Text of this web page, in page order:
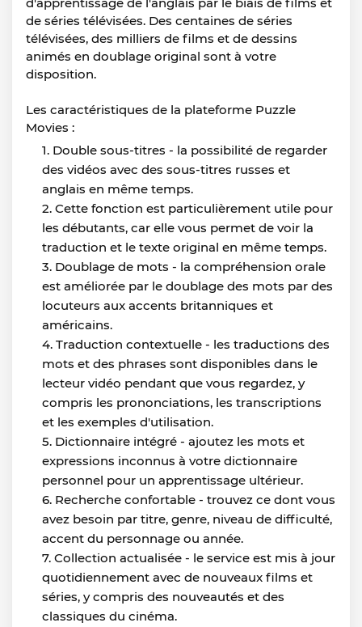
de séries télévisées. Des centaines de séries
télévisées, des milliers de films et de dessins
animés en doublage original sont à votre
disposition.
Les caractéristiques de la plateforme Puzzle
Movies :
Double sous-titres - la possibilité de regarder
des vidéos avec des sous-titres russes et
anglais en même temps.
Cette fonction est particulièrement utile pour
les débutants, car elle vous permet de voir la
traduction et le texte original en même temps.
Doublage de mots - la compréhension orale
est améliorée par le doublage des mots par des
locuteurs aux accents britanniques et
américains.
Traduction contextuelle - les traductions des
mots et des phrases sont disponibles dans le
lecteur vidéo pendant que vous regardez, y
compris les prononciations, les transcriptions
et les exemples d'utilisation.
Dictionnaire intégré - ajoutez les mots et
expressions inconnus à votre dictionnaire
personnel pour un apprentissage ultérieur.
Recherche confortable - trouvez ce dont vous
avez besoin par titre, genre, niveau de difficulté,
accent du personnage ou année.
Collection actualisée - le service est mis à jour
quotidiennement avec de nouveaux films et
séries, y compris des nouveautés et des
classiques du cinéma.